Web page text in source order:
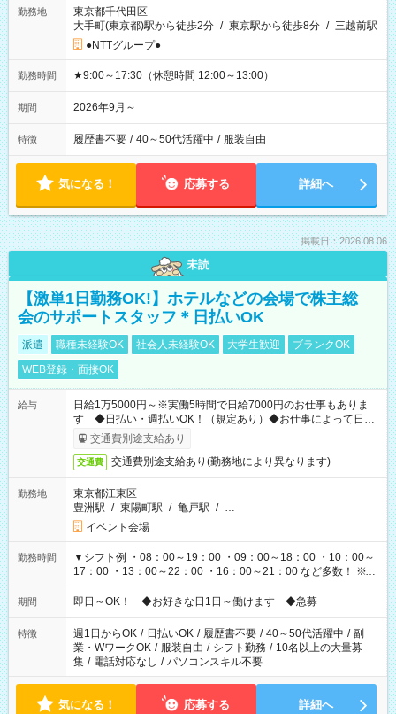
勤務地
東京都千代田区
大手町(東京都)駅から徒歩2分 / 東京駅から徒歩8分 / 三越前駅
●NTTグループ●
勤務時間 ★9:00～17:30（休憩時間 12:00～13:00）
期間 2026年9月～
特徴 履歴書不要 / 40～50代活躍中 / 服装自由
気になる！ 応募する 詳細へ
掲載日：2026.08.06
未読
【激単1日勤務OK!】ホテルなどの会場で株主総
会のサポートスタッフ＊日払いOK
派遣 職種未経験OK 社会人未経験OK 大学生歓迎
ブランクOK
WEB登録・面接OK
給与
日給1万5000円～※実働5時間で日給7000円のお仕事もありま
す ◆日払い・週払いOK！（規定あり）◆お仕事によって日給
も異なります
交通費別途支給あり
交通費 交通費別途支給あり(勤務地により異なります)
勤務地
東京都江東区
豊洲駅 / 東陽町駅 / 亀戸駅 / …
イベント会場
勤務時間
▼シフト例 ・08：00～19：00 ・09：00～18：00 ・10：00～
17：00 ・13：00～22：00 ・16：00～21：00 など多数！ ※お
仕事により勤務時間が異なります
期間 即日～OK！ ◆お好きな日1日～働けます ◆急募
特徴 週1日からOK / 日払いOK / 履歴書不要 / 40～50代活躍中 / 副
業・WワークOK / 服装自由 / シフト勤務 / 10名以上の大量募
集 / 電話対応なし / パソコンスキル不要
気になる！ 応募する 詳細へ